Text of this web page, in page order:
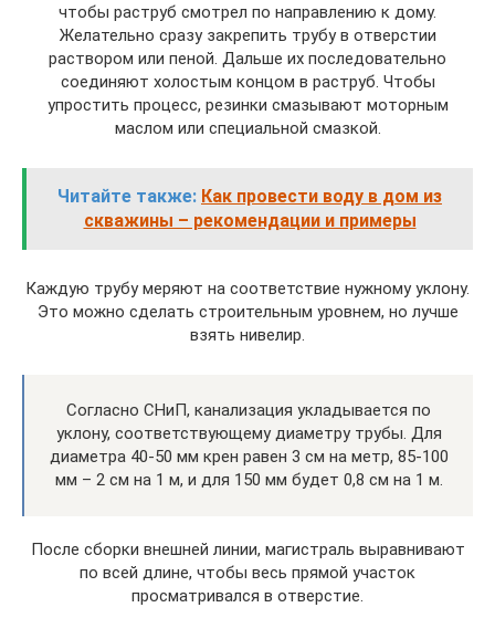
чтобы раструб смотрел по направлению к дому.
Желательно сразу закрепить трубу в отверстии
раствором или пеной. Дальше их последовательно
соединяют холостым концом в раструб. Чтобы
упростить процесс, резинки смазывают моторным
маслом или специальной смазкой.
Читайте также: Как провести воду в дом из
скважины – рекомендации и примеры
Каждую трубу меряют на соответствие нужному уклону.
Это можно сделать строительным уровнем, но лучше
взять нивелир.
Согласно СНиП, канализация укладывается по
уклону, соответствующему диаметру трубы. Для
диаметра 40-50 мм крен равен 3 см на метр, 85-100
мм – 2 см на 1 м, и для 150 мм будет 0,8 см на 1 м.
После сборки внешней линии, магистраль выравнивают
по всей длине, чтобы весь прямой участок
просматривался в отверстие.